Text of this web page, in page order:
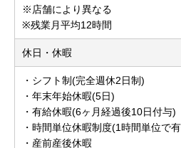
※店舗により異なる
※残業月平均12時間
休日・休暇
・シフト制(完全週休2日制)
・年末年始休暇(5日)
・有給休暇(6ヶ月経過後10日付与)
・時間単位休暇制度(1時間単位で
・産前産後休暇